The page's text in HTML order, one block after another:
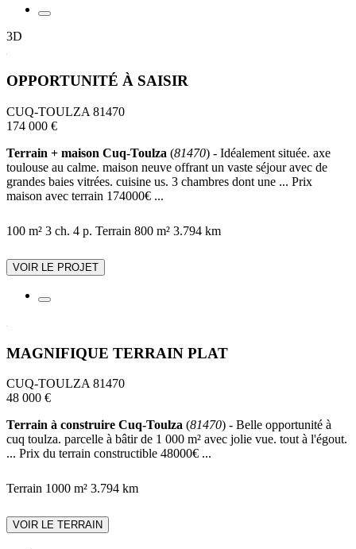
3D
OPPORTUNITÉ À SAISIR
CUQ-TOULZA 81470
174 000 €
Terrain + maison Cuq-Toulza (81470) - Idéalement située. axe
toulouse au calme. maison neuve offrant un vaste séjour avec de
grandes baies vitrées. cuisine us. 3 chambres dont une ... Prix
maison avec terrain 174000€ ...
100 m² 3 ch. 4 p. Terrain 800 m² 3.794 km
VOIR LE PROJET
MAGNIFIQUE TERRAIN PLAT
CUQ-TOULZA 81470
48 000 €
Terrain à construire Cuq-Toulza (81470) - Belle opportunité à
cuq toulza. parcelle à bâtir de 1 000 m² avec jolie vue. tout à l'égout.
... Prix du terrain constructible 48000€ ...
Terrain 1000 m² 3.794 km
VOIR LE TERRAIN